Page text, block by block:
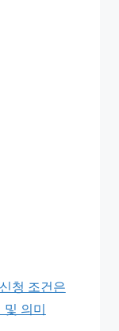
청 조건은
의미